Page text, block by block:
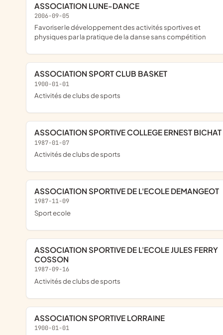
ASSOCIATION LUNE-DANCE
2006-09-05
Favoriser le développement des activités sportives et
physiques par la pratique de la danse sans compétition
ASSOCIATION SPORT CLUB BASKET
1900-01-01
Activités de clubs de sports
ASSOCIATION SPORTIVE COLLEGE ERNEST BICHAT
1987-01-07
Activités de clubs de sports
ASSOCIATION SPORTIVE DE L'ECOLE DEMANGEOT
1987-11-09
sport ecole
ASSOCIATION SPORTIVE DE L'ECOLE JULES FERRY
COSSON
1987-09-16
Activités de clubs de sports
ASSOCIATION SPORTIVE LORRAINE
1900-01-01